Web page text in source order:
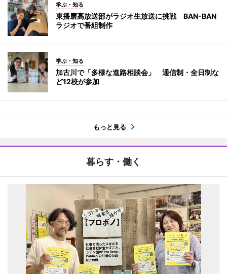
学ぶ・知る
東播磨高放送部がラジオ生放送に挑戦 BAN-BAN
ラジオで番組制作
学ぶ・知る
加古川で「多様な進路相談会」 通信制・全日制な
ど12校が参加
もっと見る
暮らす・働く